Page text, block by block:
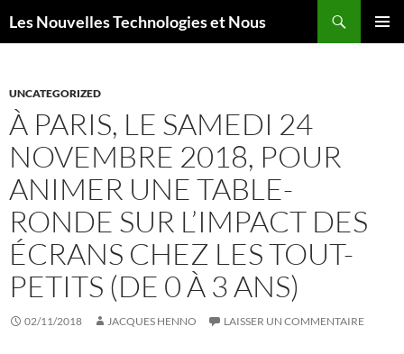
auLes Nouvelles Technologies et Nous
UNCATEGORIZED
À PARIS, LE SAMEDI 24
NOVEMBRE 2018, POUR
ANIMER UNE TABLE-
RONDE SUR L’IMPACT DES
ÉCRANS CHEZ LES TOUT-
PETITS (DE 0 À 3 ANS)
02/11/2018 JACQUES HENNO LAISSER UN COMMENTAIRE